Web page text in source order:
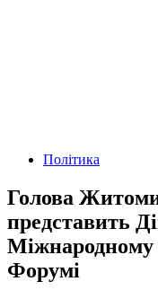
Політика
Голова
представить
Міжнародному
Форумі